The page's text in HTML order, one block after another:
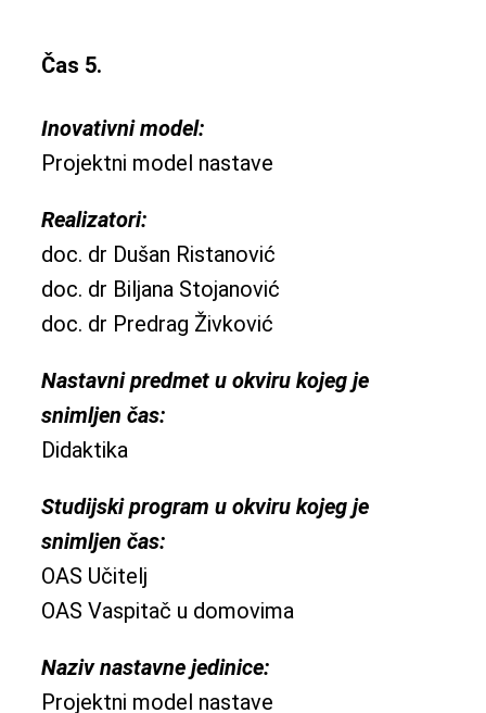
Čas 5.
Inovativni model:
Projektni model nastave
Realizatori:
doc. dr Dušan Ristanović
doc. dr Biljana Stojanović
doc. dr Predrag Živković
Nastavni predmet u okviru kojeg je
snimljen čas:
Didaktika
Studijski program u okviru kojeg je
snimljen čas:
OAS Učitelj
OAS Vaspitač u domovima
Naziv nastavne jedinice:
Projektni model nastave